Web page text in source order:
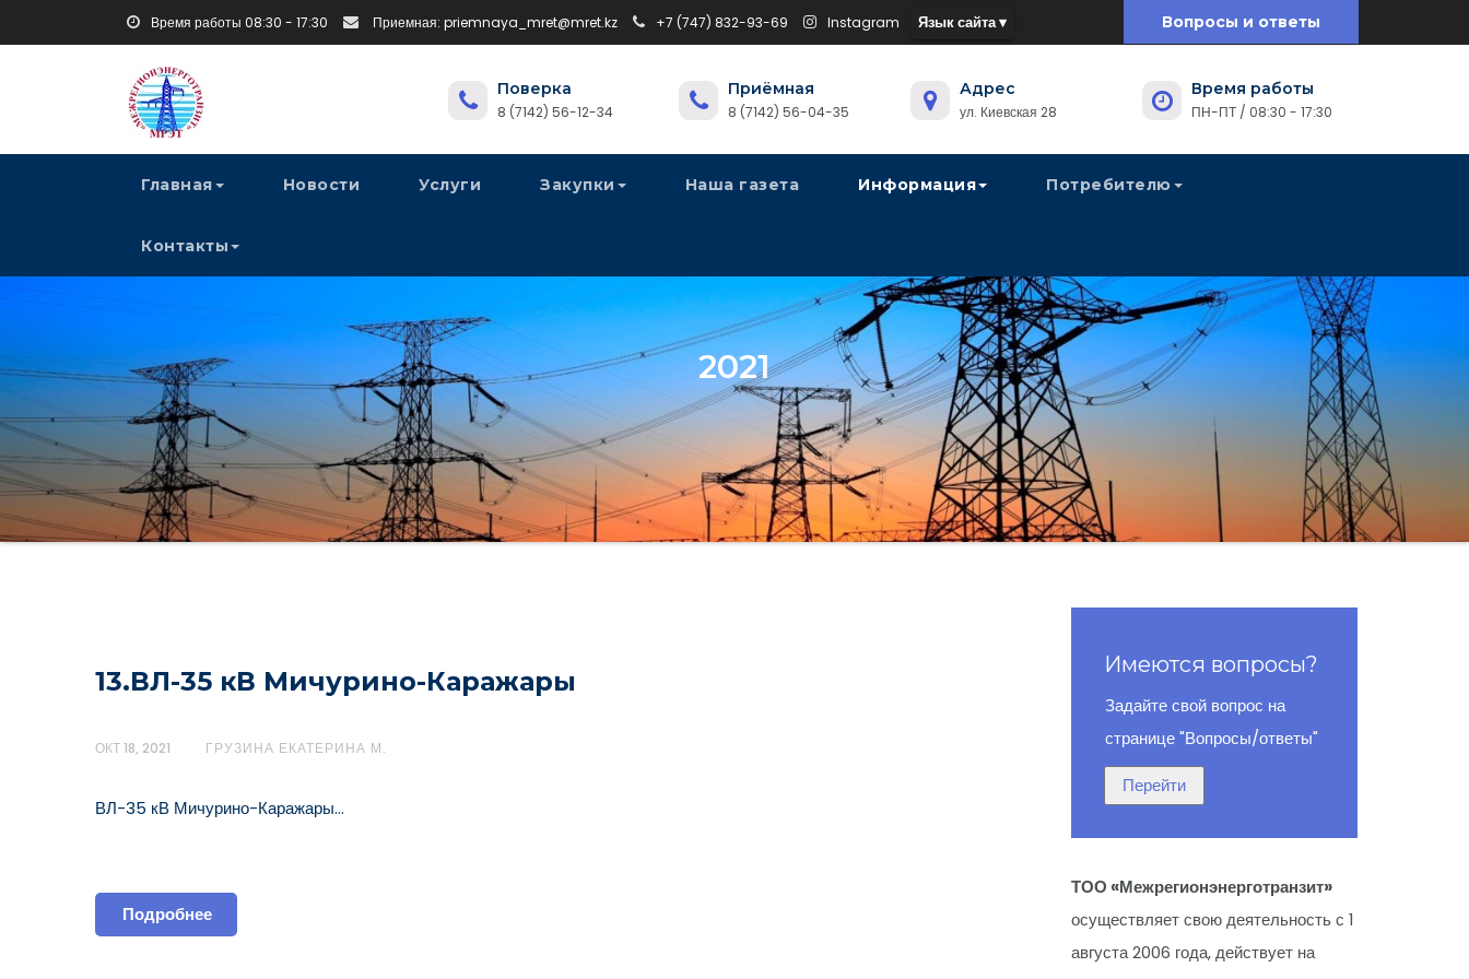
Язык сайта ▾
Время работы 08:30 - 17:30 Приемная: priemnaya_mret@mret.kz +7 (747) 832-93-69 Instagram Вопросы и ответы
Поверка
8 (7142) 56-12-34
Приёмная
8 (7142) 56-04-35
Адрес
ул. Киевская 28
Время работы
ПН-ПТ / 08:30 - 17:30
Главная Новости Услуги Закупки Наша газета Информация Потребителю
Контакты
2021
13.ВЛ-35 кВ Мичурино-Каражары
ОКТ 18, 2021 ГРУЗИНА ЕКАТЕРИНА М.
ВЛ-35 кВ Мичурино-Каражары…
Подробнее
Имеются вопросы?
Задайте свой вопрос на
странице "Вопросы/ответы"
ТОО «Межрегионэнерготранзит»
осуществляет свою деятельность с 1
августа 2006 года, действует на